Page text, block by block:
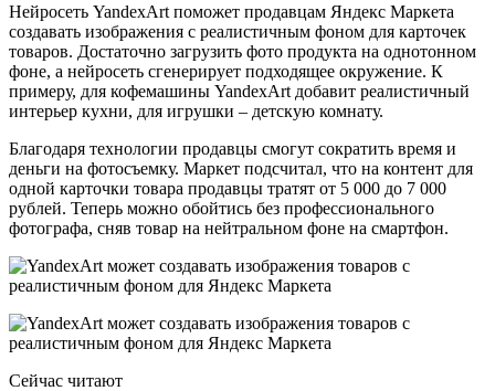
Нейросеть YandexArt поможет продавцам Яндекс Маркета
создавать изображения с реалистичным фоном для карточек
товаров. Достаточно загрузить фото продукта на однотонном
фоне, а нейросеть сгенерирует подходящее окружение. К
примеру, для кофемашины YandexArt добавит реалистичный
интерьер кухни, для игрушки – детскую комнату.
Благодаря технологии продавцы смогут сократить время и
деньги на фотосъемку. Маркет подсчитал, что на контент для
одной карточки товара продавцы тратят от 5 000 до 7 000
рублей. Теперь можно обойтись без профессионального
фотографа, сняв товар на нейтральном фоне на смартфон.
Сейчас читают